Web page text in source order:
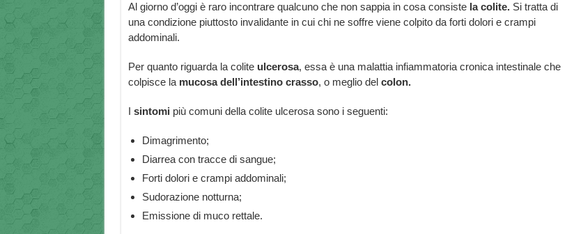
Al giorno d’oggi è raro incontrare qualcuno che non sappia in cosa consiste la colite.Si tratta di
una condizione piuttosto invalidante in cui chi ne soffre viene colpito da forti dolori e crampi
addominali.
Per quanto riguarda la colite ulcerosa, essa è una malattia infiammatoria cronica intestinale che
colpisce la mucosa dell’intestino crasso, o meglio del colon.
I sintomi più comuni della colite ulcerosa sono i seguenti:
Dimagrimento;
Diarrea con tracce di sangue;
Forti dolori e crampi addominali;
Sudorazione notturna;
Emissione di muco rettale.